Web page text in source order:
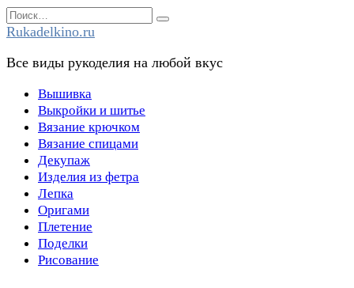
Перейти
к
Search
for:
Rukadelkino.ru
Все виды рукоделия на любой вкус
Вышивка
Выкройки и шитье
Вязание крючком
Вязание спицами
Декупаж
Изделия из фетра
Лепка
Оригами
Плетение
Поделки
Рисование